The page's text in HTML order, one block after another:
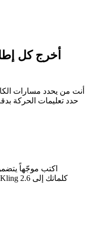
أخرج كل
حدد تعليمات الحركة
اكتب موجّهاً